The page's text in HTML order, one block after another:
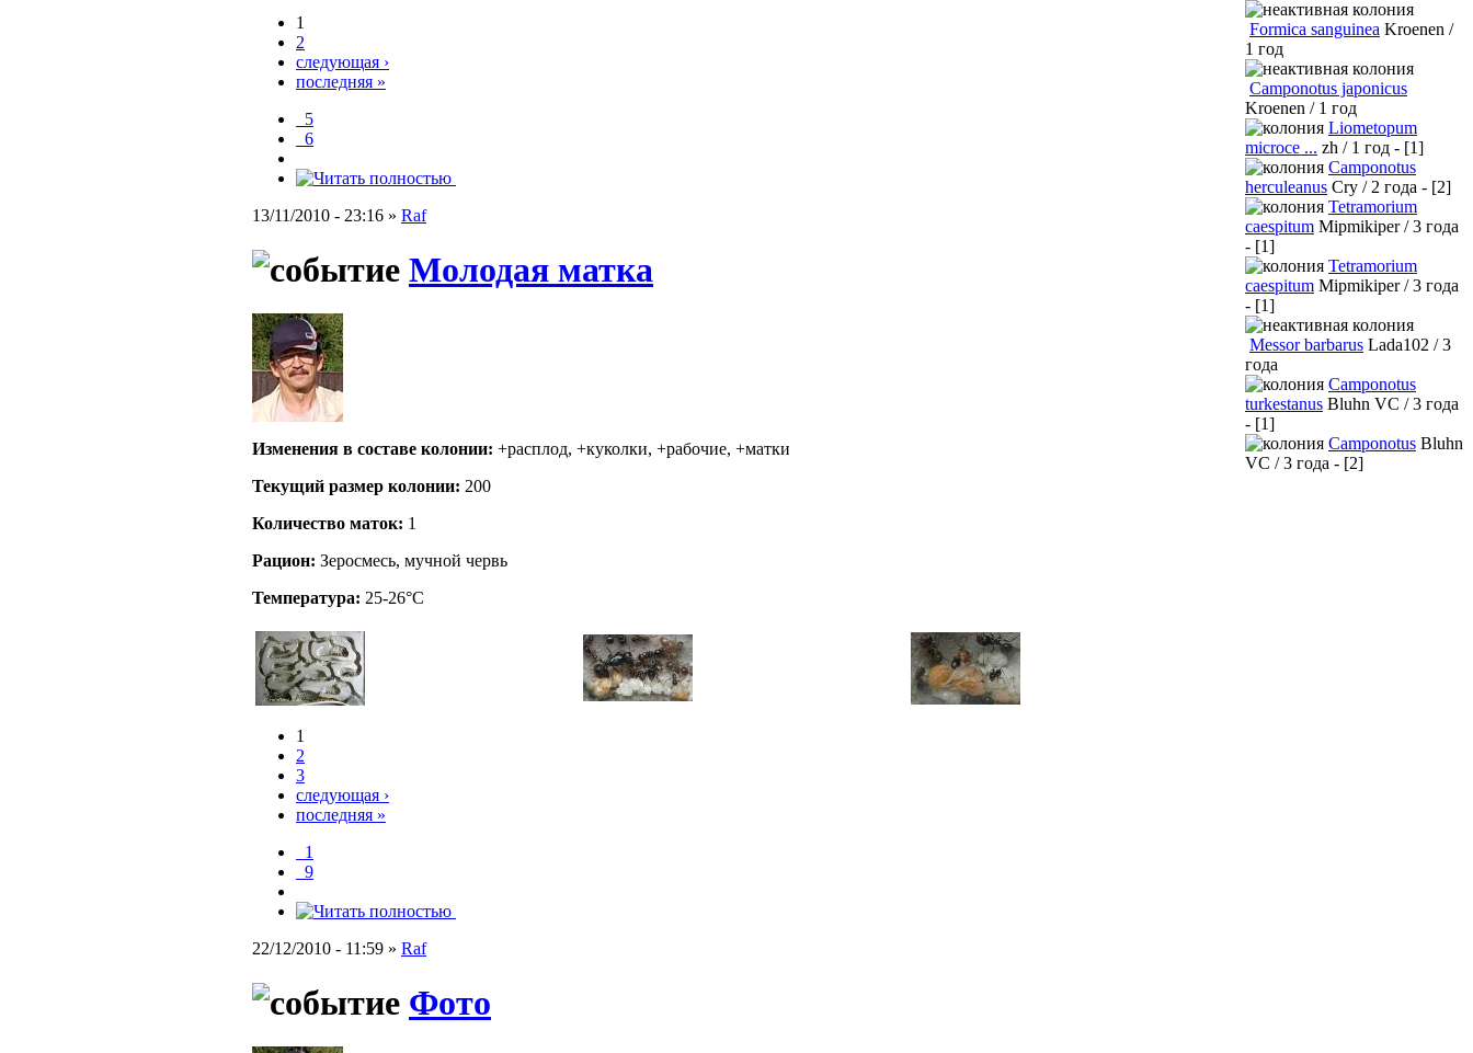
1
2
следующая ›
последняя »
_5
_6
13/11/2010 - 23:16 » Raf
Молодая матка
Изменения в составе кoлонии: +расплод, +куколки, +рабочие, +матки
Текущий размер кoлонии: 200
Количество маток: 1
Рацион: Зеросмесь, мучной червь
Температура: 25-26°C
1
2
3
следующая ›
последняя »
_1
_9
22/12/2010 - 11:59 » Raf
Фото
Formica sanguinea Kroenen /
1 год
Camponotus japonicus
Kroenen / 1 год
Liometopum
microce ... zh / 1 год - [1]
Camponotus
herculeanus Cry / 2 года - [2]
Tetramorium
caespitum Mipmikiper / 3 года
- [1]
Tetramorium
caespitum Mipmikiper / 3 года
- [1]
Messor barbarus Lada102 / 3
года
Camponotus
turkestanus Bluhn VC / 3 года
- [1]
Camponotus Bluhn
VC / 3 года - [2]